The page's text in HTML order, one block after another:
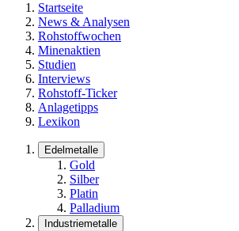
Startseite
News & Analysen
Rohstoffwochen
Minenaktien
Studien
Interviews
Rohstoff-Ticker
Anlagetipps
Lexikon
Edelmetalle
Gold
Silber
Platin
Palladium
Industriemetalle